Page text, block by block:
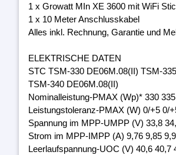
1 x Growatt MIn XE 3600 mit WiFi
1 x 10 Meter Anschlusskabel
Alles inkl. Rechnung, Garantie und
ELEKTRISCHE DATEN
STC TSM-330 DE06M.08(II) TSM-
TSM-340 DE06M.08(II)
Nominalleistung-PMAX (Wp)* 330
Leistungstoleranz-PMAX (W) 0/+5 0/
Spannung im MPP-UMPP (V) 33,8
Strom im MPP-IMPP (A) 9,76 9,85
Leerlaufspannung-UOC (V) 40,6 40,7